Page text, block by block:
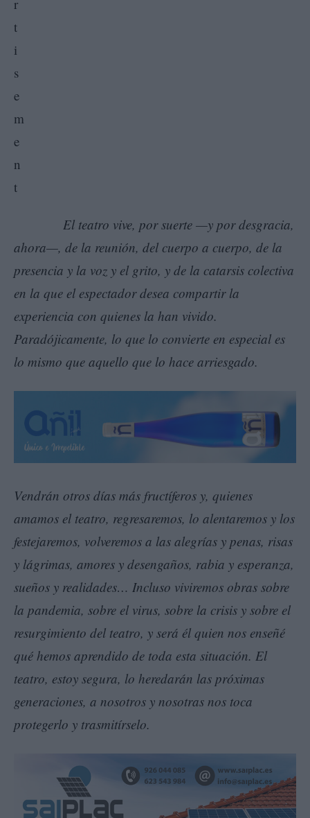
El teatro vive, por suerte —y por desgracia,
ahora—, de la reunión, del cuerpo a cuerpo, de la
presencia y la voz y el grito, y de la catarsis colectiva
en la que el espectador desea compartir la
experiencia con quienes la han vivido.
Paradójicamente, lo que lo convierte en especial es
lo mismo que aquello que lo hace arriesgado.
Vendrán otros días más fructíferos y, quienes
amamos el teatro, regresaremos, lo alentaremos y los
festejaremos, volveremos a las alegrías y penas, risas
y lágrimas, amores y desengaños, rabia y esperanza,
sueños y realidades… Incluso viviremos obras sobre
la pandemia, sobre el virus, sobre la crisis y sobre el
resurgimiento del teatro, y será él quien nos enseñé
qué hemos aprendido de toda esta situación. El
teatro, estoy segura, lo heredarán las próximas
generaciones, a nosotros y nosotras nos toca
protegerlo y trasmitírselo.